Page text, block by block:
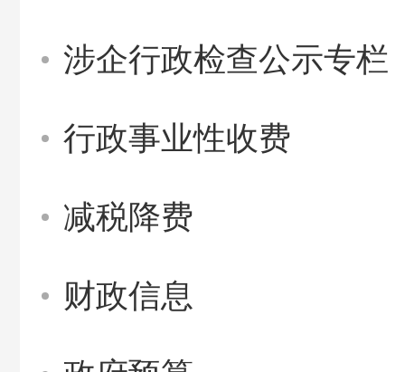
涉企行政检查公示专栏
行政事业性收费
减税降费
财政信息